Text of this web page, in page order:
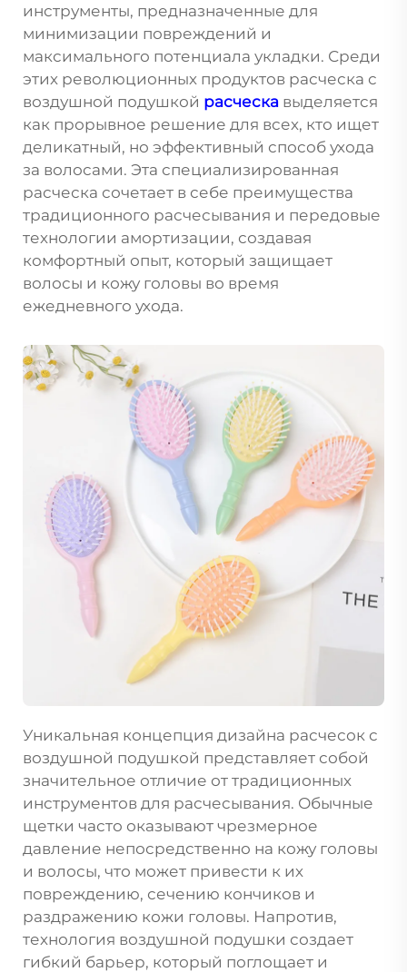
инструменты, предназначенные для
минимизации повреждений и
максимального потенциала укладки. Среди
этих революционных продуктов расческа с
воздушной подушкой расческа выделяется
как прорывное решение для всех, кто ищет
деликатный, но эффективный способ ухода
за волосами. Эта специализированная
расческа сочетает в себе преимущества
традиционного расчесывания и передовые
технологии амортизации, создавая
комфортный опыт, который защищает
волосы и кожу головы во время
ежедневного ухода.
Уникальная концепция дизайна расчесок с
воздушной подушкой представляет собой
значительное отличие от традиционных
инструментов для расчесывания. Обычные
щетки часто оказывают чрезмерное
давление непосредственно на кожу головы
и волосы, что может привести к их
повреждению, сечению кончиков и
раздражению кожи головы. Напротив,
технология воздушной подушки создает
гибкий барьер, который поглощает и